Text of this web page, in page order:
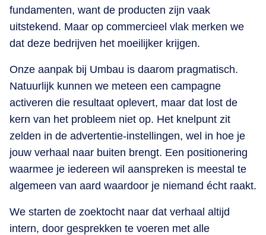
fundamenten, want de producten zijn vaak
uitstekend. Maar op commercieel vlak merken we
dat deze bedrijven het moeilijker krijgen.
Onze aanpak bij Umbau is daarom pragmatisch.
Natuurlijk kunnen we meteen een campagne
activeren die resultaat oplevert, maar dat lost de
kern van het probleem niet op. Het knelpunt zit
zelden in de advertentie-instellingen, wel in hoe je
jouw verhaal naar buiten brengt. Een positionering
waarmee je iedereen wil aanspreken is meestal te
algemeen van aard waardoor je niemand écht raakt.
We starten de zoektocht naar dat verhaal altijd
intern, door gesprekken te voeren met alle